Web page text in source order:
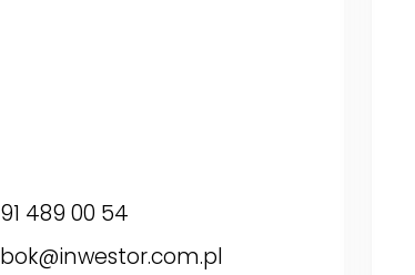
91 489 00 54
bok@inwestor.com.pl